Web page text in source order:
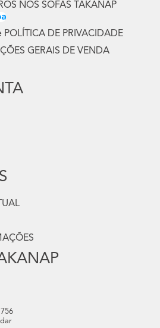
NOS SOFAS TAKANAP
POLÍTICA DE PRIVACIDADE
GERAIS DE VENDA